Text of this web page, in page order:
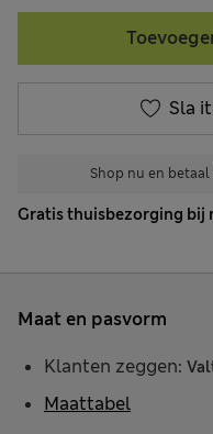
Sla
Shop nu en
Gratis thuisbezorging bij
Maat en pasvorm
Klanten zeggen:
Maattabel